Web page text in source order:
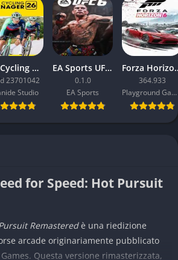
Pro Cycling Manager 26
23701042
Studio
EA Sports UFC 6
0.1.0
EA Sports
364.933
Playground Games
for Speed: Hot Pursuit
Remasteredè una riedizione
arcade originariamente pubblicato
Questa versione rimasterizzata,